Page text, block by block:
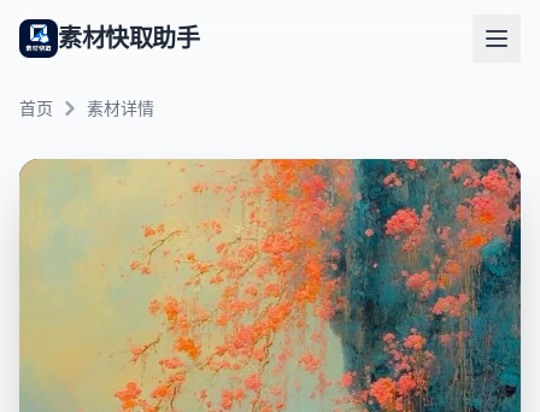
素材快取助手
首页 素材详情